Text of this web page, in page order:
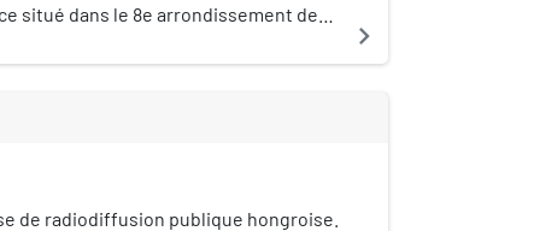
situé dans le 8e arrondissement de
navigate_next
de radiodiffusion publique hongroise.